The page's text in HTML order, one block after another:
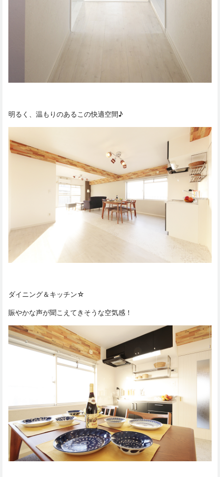
明るく、温もりのあるこの快適空間♪
ダイニング＆キッチン☆
賑やかな声が聞こえてきそうな空気感！